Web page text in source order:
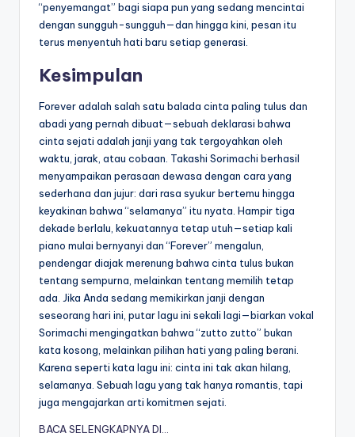
“penyemangat” bagi siapa pun yang sedang mencintai
dengan sungguh-sungguh—dan hingga kini, pesan itu
terus menyentuh hati baru setiap generasi.
Kesimpulan
Forever adalah salah satu balada cinta paling tulus dan
abadi yang pernah dibuat—sebuah deklarasi bahwa
cinta sejati adalah janji yang tak tergoyahkan oleh
waktu, jarak, atau cobaan. Takashi Sorimachi berhasil
menyampaikan perasaan dewasa dengan cara yang
sederhana dan jujur: dari rasa syukur bertemu hingga
keyakinan bahwa “selamanya” itu nyata. Hampir tiga
dekade berlalu, kekuatannya tetap utuh—setiap kali
piano mulai bernyanyi dan “Forever” mengalun,
pendengar diajak merenung bahwa cinta tulus bukan
tentang sempurna, melainkan tentang memilih tetap
ada. Jika Anda sedang memikirkan janji dengan
seseorang hari ini, putar lagu ini sekali lagi—biarkan vokal
Sorimachi mengingatkan bahwa “zutto zutto” bukan
kata kosong, melainkan pilihan hati yang paling berani.
Karena seperti kata lagu ini: cinta ini tak akan hilang,
selamanya. Sebuah lagu yang tak hanya romantis, tapi
juga mengajarkan arti komitmen sejati.
BACA SELENGKAPNYA DI…